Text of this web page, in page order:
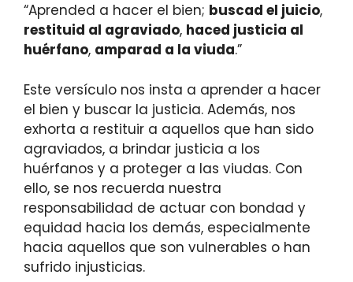
“Aprended a hacer el bien; buscad el juicio,
restituid al agraviado, haced justicia al
huérfano, amparad a la viuda.”
Este versículo nos insta a aprender a hacer
el bien y buscar la justicia. Además, nos
exhorta a restituir a aquellos que han sido
agraviados, a brindar justicia a los
huérfanos y a proteger a las viudas. Con
ello, se nos recuerda nuestra
responsabilidad de actuar con bondad y
equidad hacia los demás, especialmente
hacia aquellos que son vulnerables o han
sufrido injusticias.